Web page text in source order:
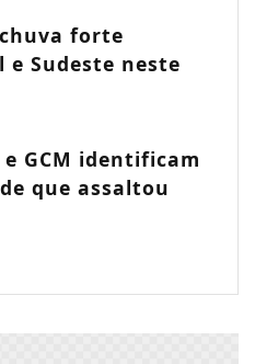
forte
e Sudeste neste
GCM identificam
que assaltou